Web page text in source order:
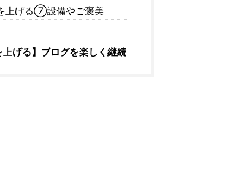
上げる⑦設備やご褒美
上げる】ブログを楽しく継続